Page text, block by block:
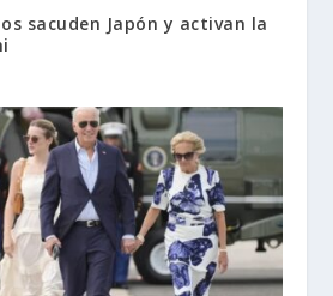
sacuden Japón y activan la